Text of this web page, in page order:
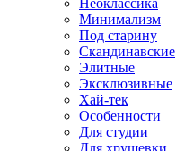
Неоклассика
Минимализм
Под старину
Скандинавские
Элитные
Эксклюзивные
Хай-тек
Особенности
Для студии
Для хрущевки